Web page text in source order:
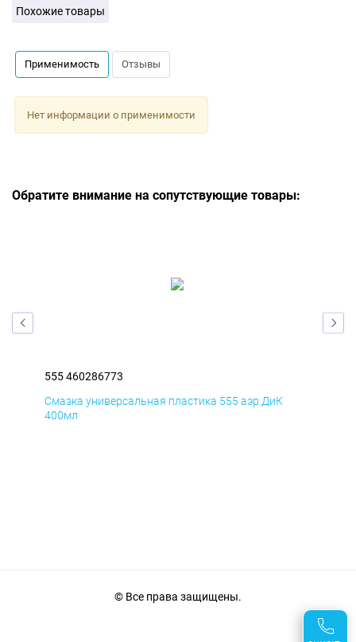
Похожие товары
Применимость Отзывы
Нет информации о применимости
Обратите внимание на сопутствующие товары:
555 460286773
Смазка универсальная пластика 555 аэр ДиК
400мл
© Все права защищены.